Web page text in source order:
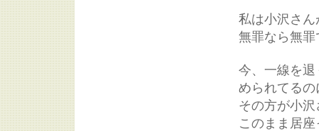
私は小沢さ
無罪なら無
今、一線を
められてるの
その方が小
このまま居